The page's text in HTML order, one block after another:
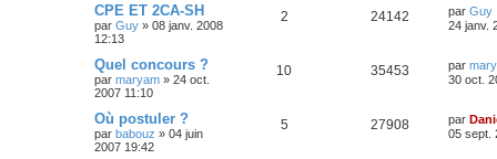
CPE ET 2CA-SH
par Guy » 08 janv. 2008
12:13
2 24142 par Guy
24 janv.
Quel concours ?
par maryam » 24 oct.
2007 11:10
10 35453 par
30 oct.
Où postuler ?
par babouz » 04 juin
2007 19:42
5 27908 par
05 sept.